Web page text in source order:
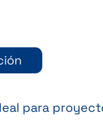
para